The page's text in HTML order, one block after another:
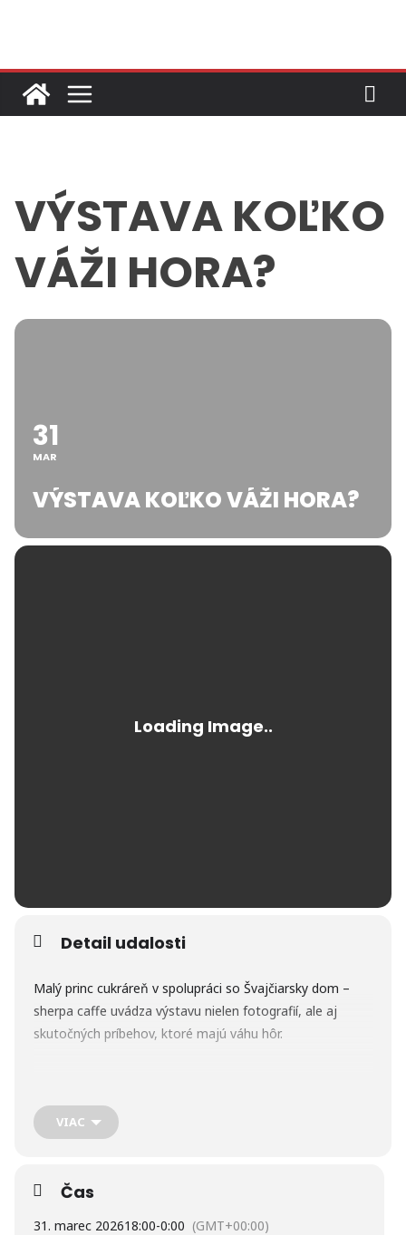
VÝSTAVA KOĽKO
VÁŽI HORA?
31
MAR
VÝSTAVA KOĽKO VÁŽI HORA?
Detail udalosti
Malý princ cukráreň v spolupráci so Švajčiarsky dom –
sherpa caffe uvádza výstavu nielen fotografií, ale aj
skutočných príbehov, ktoré majú váhu hôr.
Slávnostne ju uvedú legendy tatranského nosičstva:
Števo Pišta Bačkor,
VIAC
Čas
31. marec 202618:00-0:00 (GMT+00:00)